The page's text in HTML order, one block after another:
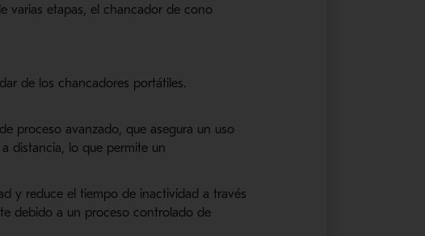
varias etapas, el chancador de cono
de los chancadores portátiles.
proceso avanzado, que asegura un uso
distancia, lo que permite un
y reduce el tiempo de inactividad a través
debido a un proceso controlado de